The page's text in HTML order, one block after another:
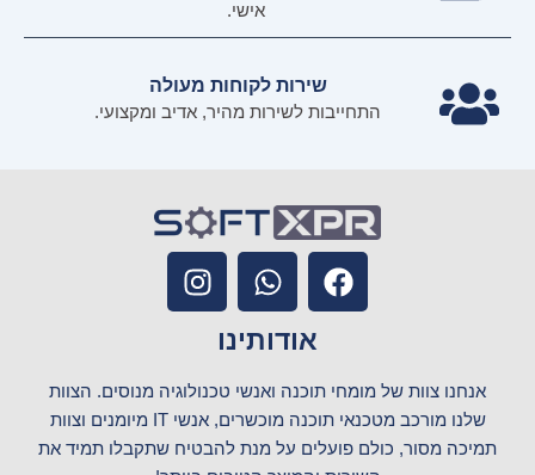
אישי.
שירות לקוחות מעולה
התחייבות לשירות מהיר, אדיב ומקצועי.
F
a
b
o
o
W
h
a
t
s
a
p
I
n
a
g
r
אודותינו
אנחנו צוות של מומחי תוכנה ואנשי טכנולוגיה מנוסים. הצוות
שלנו מורכב מטכנאי תוכנה מוכשרים, אנשי IT מיומנים וצוות
תמיכה מסור, כולם פועלים על מנת להבטיח שתקבלו תמיד את